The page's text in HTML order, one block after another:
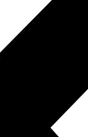
de diversas
y